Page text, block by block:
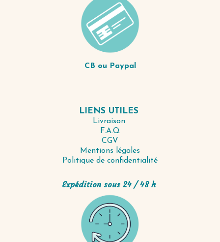
CB ou Paypal
LIENS UTILES
Livraison
F.A.Q
CGV
Mentions légales
Politique de confidentialité
Expédition sous 24 / 48 h